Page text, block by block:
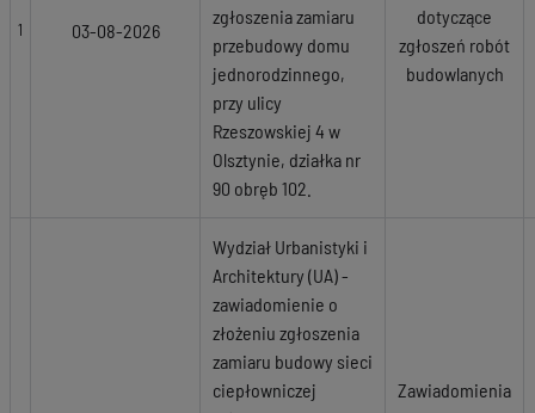
1 03-08-2026
zgłoszenia zamiaru
przebudowy domu
jednorodzinnego,
przy ulicy
Rzeszowskiej 4 w
Olsztynie, działka nr
90 obręb 102.
dotyczące
zgłoszeń robót
budowlanych
Wydział Urbanistyki i
Architektury (UA) -
zawiadomienie o
złożeniu zgłoszenia
zamiaru budowy sieci
ciepłowniczej
Zawiadomienia